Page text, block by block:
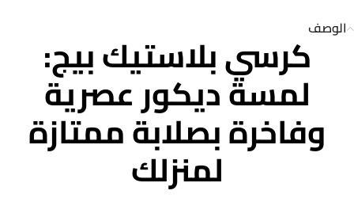
الوصفكرسي بلاستيك بيج:
لمسة ديكور عصرية
وفاخرة بصلابة ممتازة
لمنزلك